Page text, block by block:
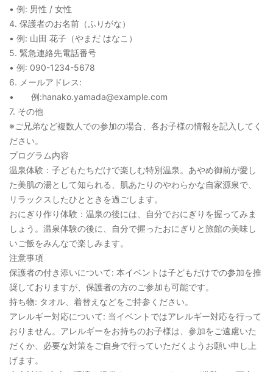
• 例: 男性 / 女性
4. 保護者のお名前（ふりがな）
• 例: 山田 花子（やまだ はなこ）
5. 緊急連絡先電話番号
• 例: 090-1234-5678
6. メールアドレス:
• 例:hanako.yamada@example.com
7. その他
※ご兄弟など複数人での参加の場合、各お子様の情報を記入してく
ださい。
プログラム内容
温泉体験：子どもたちだけで楽しむ特別温泉。あやめ御前が愛し
た美肌の湯として知られる、肌あたりのやわらかな自家源泉で、
リラックスしたひとときを過ごします。
おにぎり作り体験：温泉の後には、自分でおにぎりを握ってみま
しょう。温泉体験の後に、自分で握ったおにぎりと旅館の美味し
いご飯をみんなで楽しみます。
注意事項
保護者の付き添いについて: 本イベントは子どもだけでの参加を推
奨しておりますが、保護者の方のご参加も可能です。
持ち物: タオル、着替えなどをご持参ください。
アレルギー対応について: 当イベントではアレルギー対応を行って
おりません。アレルギーをお持ちのお子様は、参加をご遠慮いた
だくか、必要な対策をご自身で行っていただくようお願い申し上
げます。